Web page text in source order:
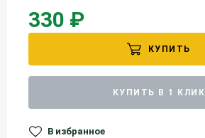
330 ₽
КУПИТЬ
КУПИТЬ В 1 КЛИК
В избранное